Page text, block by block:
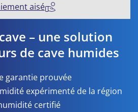
aisé
– une solution
de cave humides
garantie prouvée
expérimenté de la région
certifié